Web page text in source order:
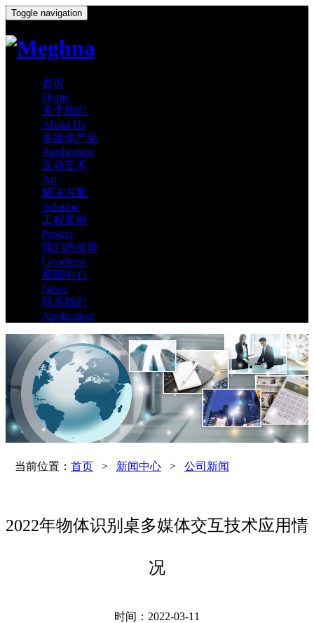
Toggle navigation
首页
Home
关于我们
About Us
多媒体产品
Application
互动艺术
Art
解决方案
Solution
工程案例
Project
我们的优势
Goodness
新闻中心
News
联系我们
Application
当前位置： 首页> 新闻中心> 公司新闻
2022年物体识别桌多媒体交互技术应用情
况
时间：2022-03-11